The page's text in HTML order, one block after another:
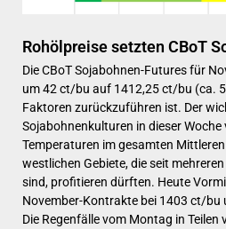
Rohölpreise setzten CBoT
Die CBoT Sojabohnen-Futures für
um 42 ct/bu auf 1412,25 ct/bu (ca.
Faktoren zurückzuführen ist. Der
Sojabohnenkulturen in dieser Woche
Temperaturen im gesamten
westlichen Gebiete, die seit
sind, profitieren dürften. Heute
November-Kontrakte bei 1403 ct/bu
Die Regenfälle vom Montag in Teilen